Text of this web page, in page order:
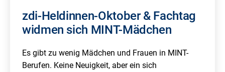
zdi-Heldinnen-Oktober & Fachtag
widmen sich MINT-Mädchen
Es gibt zu wenig Mädchen und Frauen in MINT-
Berufen. Keine Neuigkeit, aber ein sich